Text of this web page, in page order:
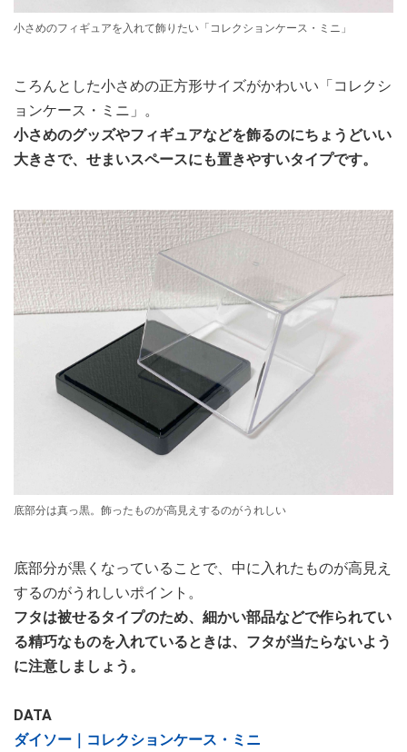
小さめのフィギュアを入れて飾りたい「コレクションケース・ミニ」
ころんとした小さめの正方形サイズがかわいい「コレクシ
ョンケース・ミニ」。
小さめのグッズやフィギュアなどを飾るのにちょうどいい
大きさで、せまいスペースにも置きやすいタイプです。
底部分は真っ黒。飾ったものが高見えするのがうれしい
底部分が黒くなっていることで、中に入れたものが高見え
するのがうれしいポイント。
フタは被せるタイプのため、細かい部品などで作られてい
る精巧なものを入れているときは、フタが当たらないよう
に注意しましょう。
DATA
ダイソー｜コレクションケース・ミニ